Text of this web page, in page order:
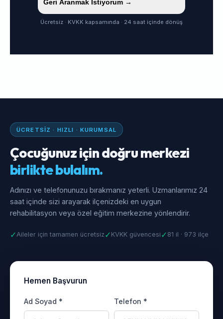
Geri Aranmak İstiyorum →
Ücretsiz · KVKK kapsamında · 24 saat içinde dönüş
ÜCRETSIZ · HIZLI · KURUMSAL
Çocuğunuz için doğru merkezi
birlikte bulalım.
Adınızı ve telefonunuzu bırakmanız yeterli. Uzmanlarımız 24
saat içinde sizi arayarak ilçenizdeki en uygun
rehabilitasyon veya özel eğitim merkezine yönlendirir.
✓Aileler için tamamen ücretsiz ✓ KVKK güvencesi ✓ 81 il · 973 ilçe
Hemen Başvurun
Ad Soyad * Telefon *